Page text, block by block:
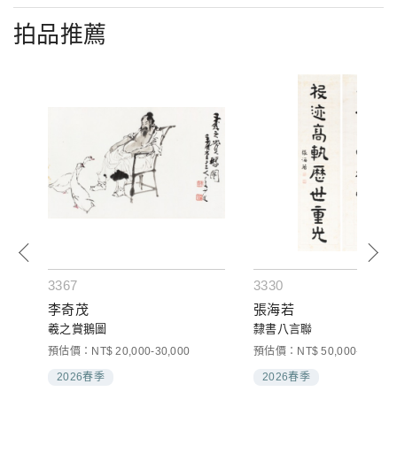
拍品推薦
3367
李奇茂
羲之賞鵝圖
預估價：NT$ 20,000-30,000
2026春季
3330
張海若
隸書八言聯
預估價：NT$ 50,000-80,000
2026春季